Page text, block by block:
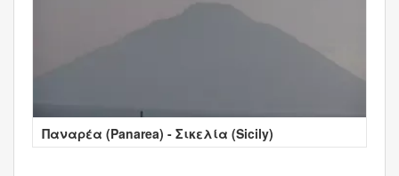
Παναρέα (Panarea) - Σικελία (Sicily)